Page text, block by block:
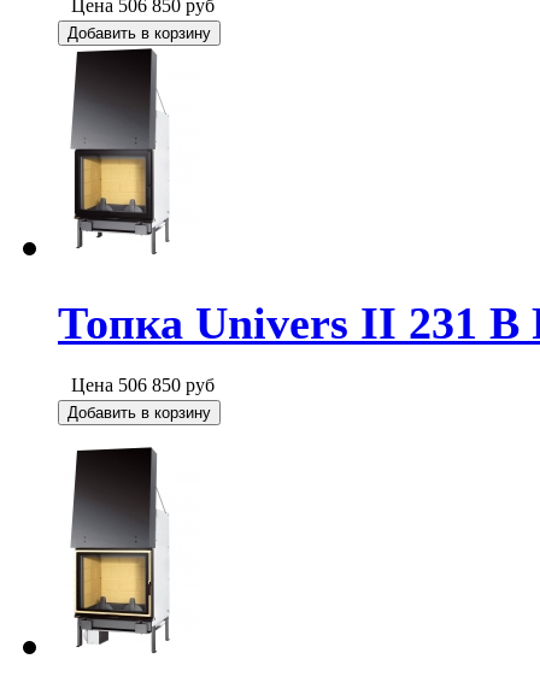
Цена 506 850 руб
Добавить в корзину
Топка Univers II 231 B
Цена 506 850 руб
Добавить в корзину